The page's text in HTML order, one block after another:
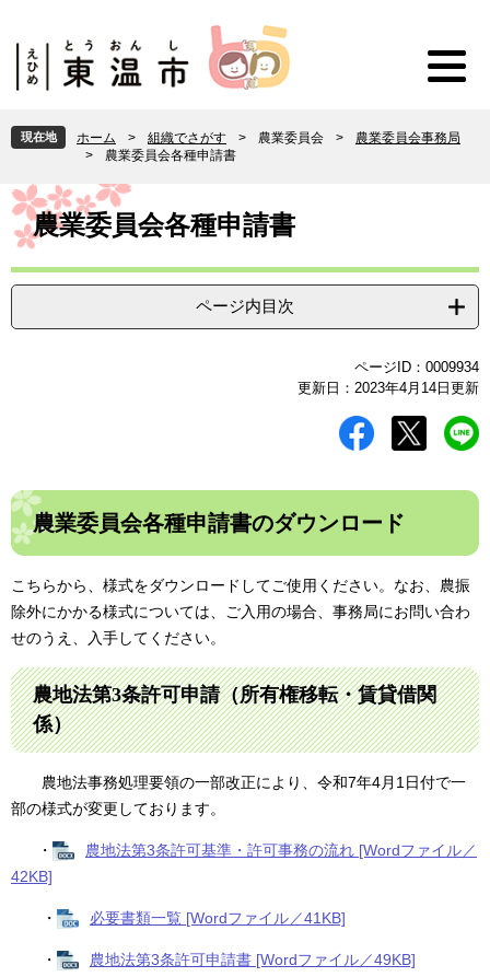
頭
で
。
飛
ば
て
本
へ
現在地 ホーム > 組織でさがす > 農業委員会 >
農業委員会事務局
>
農業委員会各種申請書
本
文 農業委員会各種申請書
ページ内目次
ページID：0009934
更新日：2023年4月14日更新
農業委員会各種申請書のダウンロード
こちらから、様式をダウンロードしてご使用ください。なお、農振
除外にかかる様式については、ご入用の場合、事務局にお問い合わ
せのうえ、入手してください。
農地法第3条許可申請（所有権移転・賃貸借関
係）
農地法事務処理要領の一部改正により、令和7年4月1日付で一
部の様式が変更しております。
・
農地法第3条許可基準・許可事務の流れ [Wordファイル／
42KB]
・ 必要書類一覧 [Wordファイル／41KB]
・ 農地法第3条許可申請書 [Wordファイル／49KB]